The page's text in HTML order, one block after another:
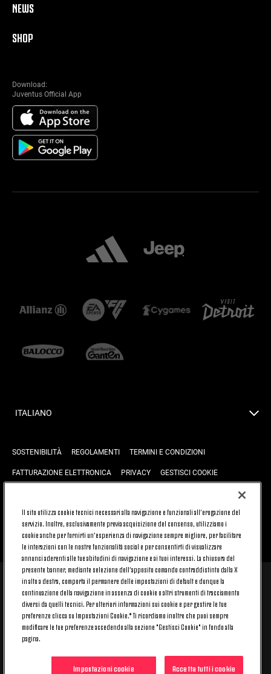
NEWS
SHOP
Download:
Juventus Official App
ITALIANO
SOSTENIBILITÀ REGOLAMENTI TERMINI E CONDIZIONI
FATTURAZIONE ELETTRONICA PRIVACY GESTISCI COOKIE
TORNA SU
© 2026 Juventus Football Club S.p.A.
Juventus Football Club S.p.A. Via Druento, 175 10151 Torino - Italia;
CONTACT CENTER (+39) 011.45.30.486. Il servizio è attivo dal lunedì al
venerdì (9-20) e il sabato (9-15), festivi esclusi.
Il costo del servizio varia in base al piano tariffario sottoscritto con il
proprio operatore telefonico e non prevede alcun costo aggiuntivo.
Il sito utilizza cookie tecnici necessari alla navigazione e funzionali all’erogazione del
servizio. Inoltre, esclusivamente previa acquisizione del consenso, utilizziamo i
cookie anche per fornirti un’esperienza di navigazione sempre migliore, per facilitare
le interazioni con le nostre funzionalità social e per consentirti di visualizzare
annunci aderenti alle tue abitudini di navigazione e ai tuoi interessi. La chiusura del
presente banner, mediante selezione dell’apposito comando contraddistinto dalla X
in alto a destra, comporta il permanere delle impostazioni di default e dunque la
continuazione della navigazione in assenza di cookie o altri strumenti di tracciamento
diversi da quelli tecnici. Per ulteriori informazioni sui cookie e per gestire le tue
preferenze clicca su Impostazioni Cookie.* Ti ricordiamo inoltre che puoi sempre
modificare le tue preferenze accedendo alla sezione "Gestisci Cookie" in fondo alla
pagina.
Accetta tutti i cookie
Impostazioni cookie